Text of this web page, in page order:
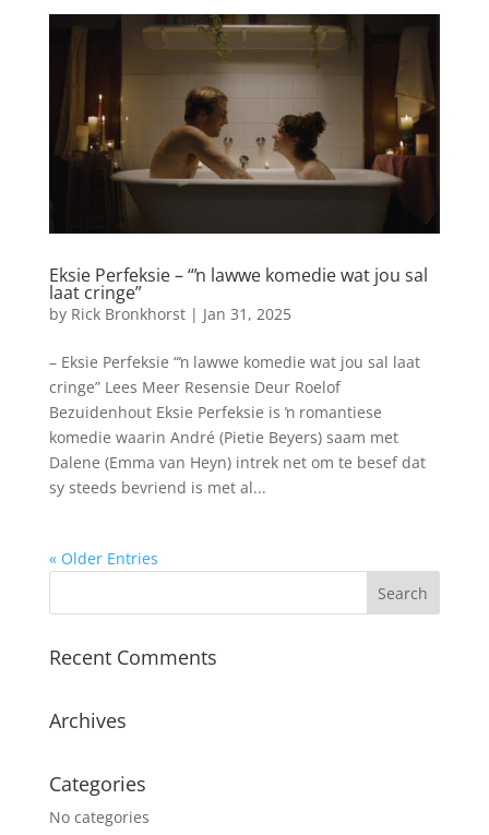
Eksie Perfeksie – “ŉ lawwe komedie wat jou sal
laat cringe”
by Rick Bronkhorst| Jan 31, 2025
– Eksie Perfeksie “ŉ lawwe komedie wat jou sal laat
cringe” Lees Meer Resensie Deur Roelof
Bezuidenhout Eksie Perfeksie is ŉ romantiese
komedie waarin André (Pietie Beyers) saam met
Dalene (Emma van Heyn) intrek net om te besef dat
sy steeds bevriend is met al...
« Older Entries
Recent Comments
Archives
Categories
No categories